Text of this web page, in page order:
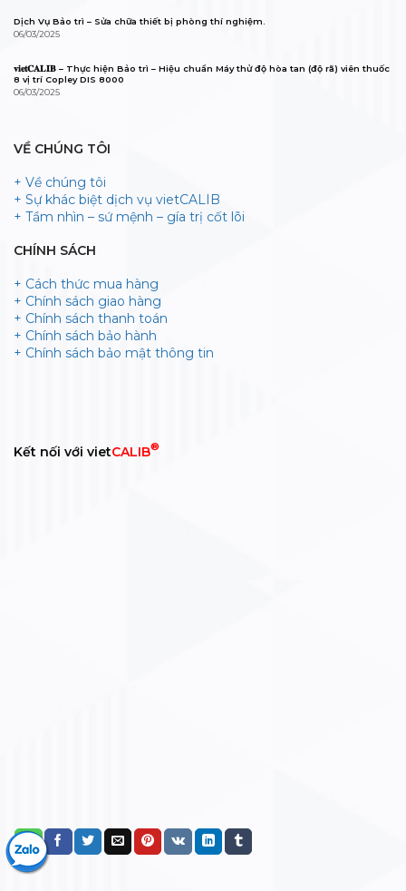
Dịch Vụ Bảo trì – Sửa chữa thiết bị phòng thí nghiệm.
06/03/2025
𝐯𝐢𝐞𝐭𝐂𝐀𝐋𝐈𝐁 – Thực hiện Bảo trì – Hiệu chuẩn Máy thử độ hòa tan (độ rã) viên thuốc
8 vị trí Copley DIS 8000
06/03/2025
VỀ CHÚNG TÔI
+ Về chúng tôi
+ Sự khác biệt dịch vụ vietCALIB
+ Tầm nhìn – sứ mệnh – gía trị cốt lõi
CHÍNH SÁCH
+ Cách thức mua hàng
+ Chính sách giao hàng
+ Chính sách thanh toán
+ Chính sách bảo hành
+ Chính sách bảo mật thông tin
Kết nối với vietCALIB®